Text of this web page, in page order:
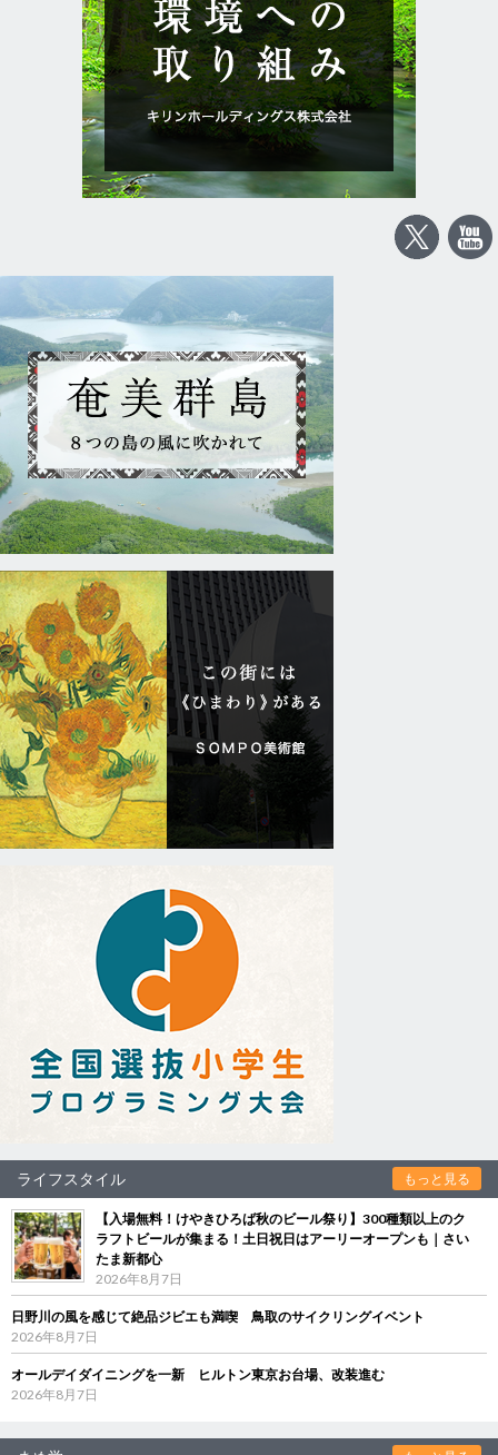
ライフスタイル もっと見る
【入場無料！けやきひろば秋のビール祭り】300種類以上のク
ラフトビールが集まる！土日祝日はアーリーオープンも｜さい
たま新都心
2026年8月7日
日野川の風を感じて絶品ジビエも満喫 鳥取のサイクリングイベント
2026年8月7日
オールデイダイニングを一新 ヒルトン東京お台場、改装進む
2026年8月7日